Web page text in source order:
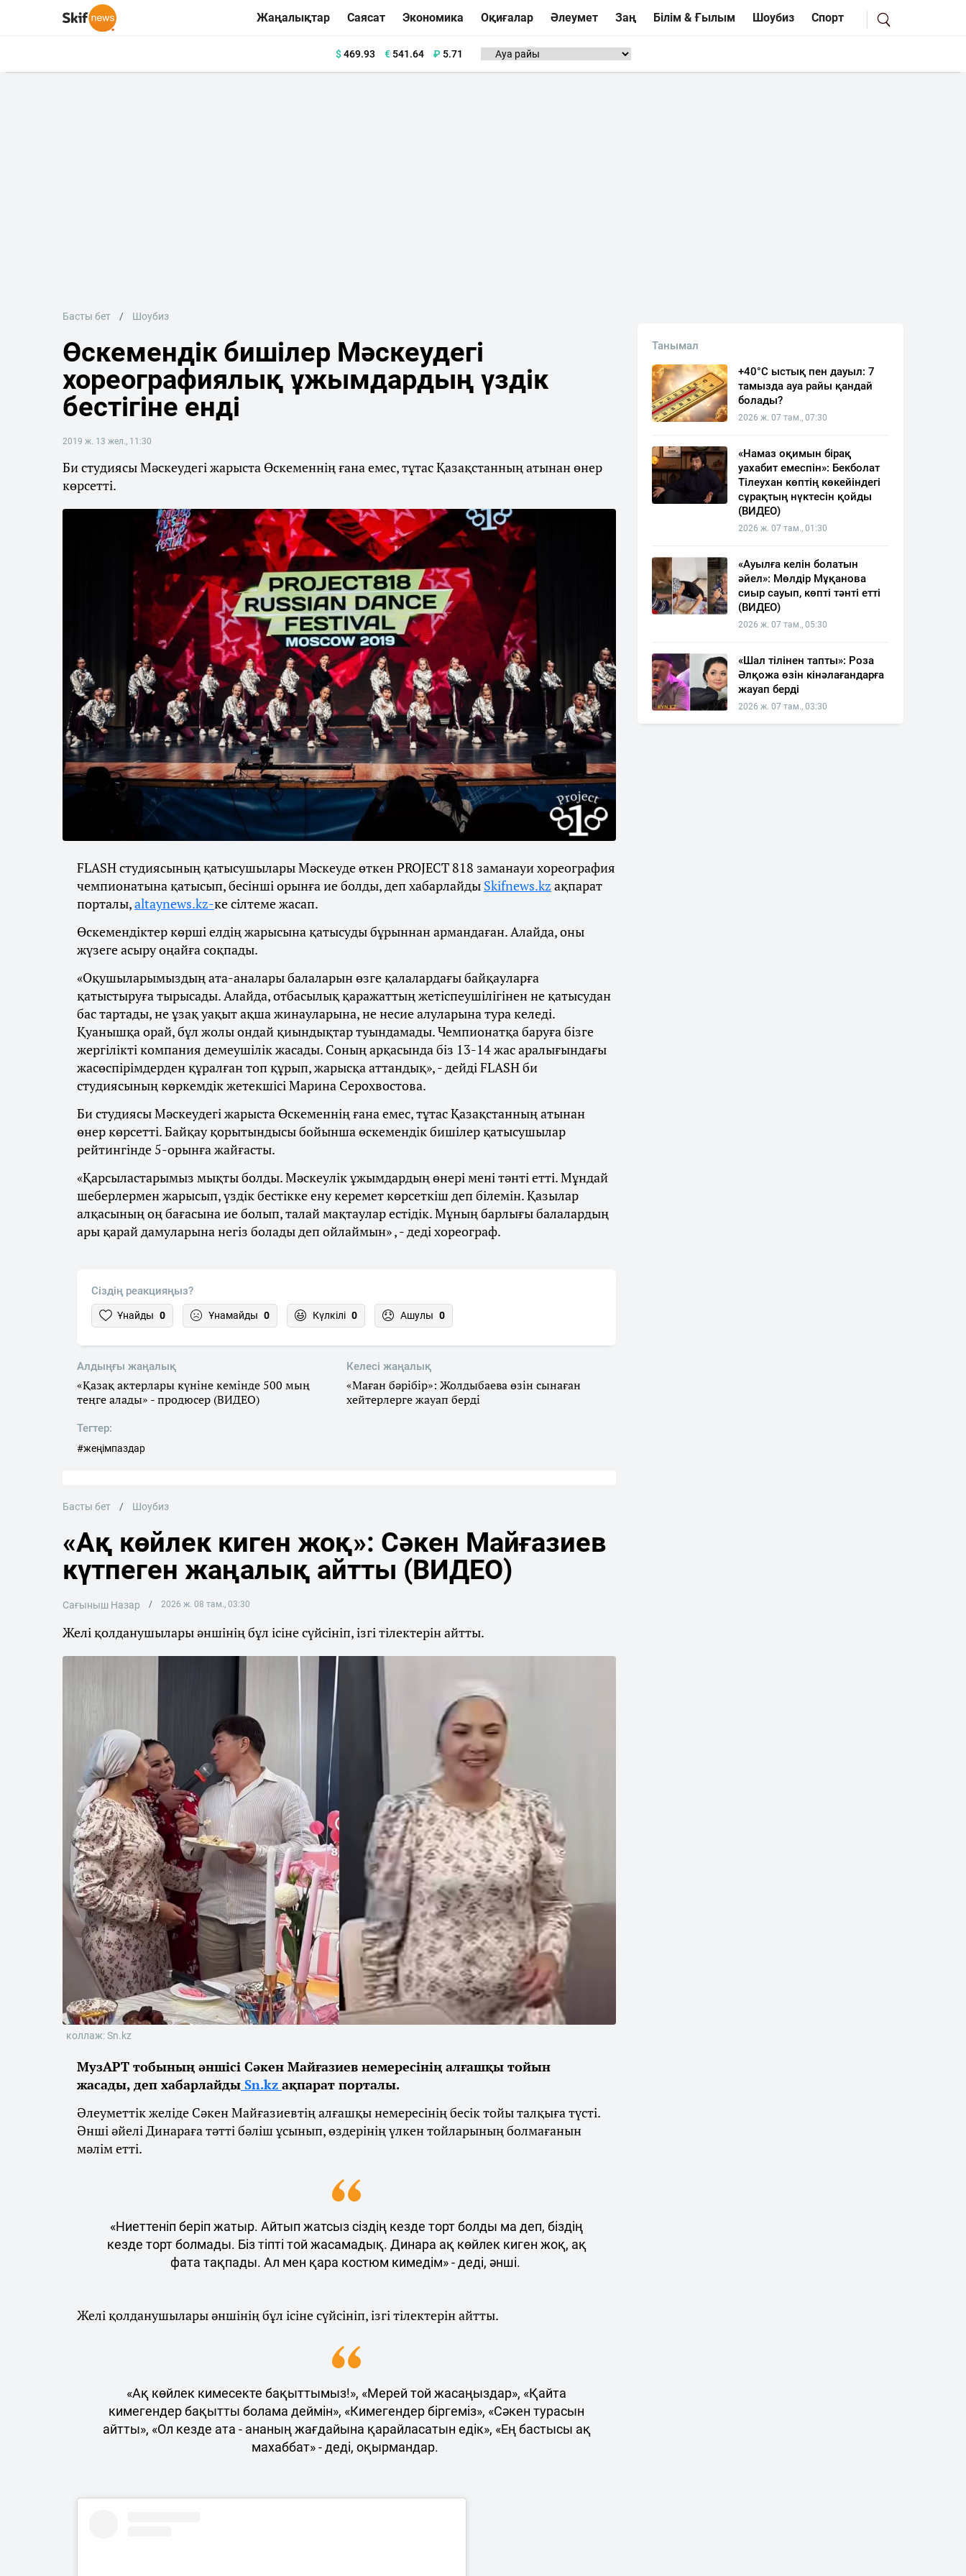
Жаңалықтар Саясат Экономика Оқиғалар Әлеумет Заң Білім & Ғылым Шоубиз Спорт
$469.93 €541.64 ₽ 5.71
Басты бет Шоубиз
Өскемендік бишілер Мәскеудегі
хореографиялық ұжымдардың үздік
бестігіне енді
2019 ж. 13 жел., 11:30
Би студиясы Мәскеудегі жарыста Өскеменнің ғана емес, тұтас Қазақстанның атынан өнер
көрсетті.
FLASH студиясының қатысушылары Мәскеуде өткен PROJECT 818 заманауи хореография
чемпионатына қатысып, бесінші орынға ие болды, деп хабарлайды Skifnews.kz ақпарат
порталы,altaynews.kz-ке сілтеме жасап.
Өскемендіктер көрші елдің жарысына қатысуды бұрыннан армандаған. Алайда, оны
жүзеге асыру оңайға соқпады.
«Оқушыларымыздың ата-аналары балаларын өзге қалалардағы байқауларға
қатыстыруға тырысады. Алайда, отбасылық қаражаттың жетіспеушілігінен не қатысудан
бас тартады, не ұзақ уақыт ақша жинауларына, не несие алуларына тура келеді.
Қуанышқа орай, бұл жолы ондай қиындықтар туындамады. Чемпионатқа баруға бізге
жергілікті компания демеушілік жасады. Соның арқасында біз 13-14 жас аралығындағы
жасөспірімдерден құралған топ құрып, жарысқа аттандық», - дейді FLASH би
студиясының көркемдік жетекшісі Марина Серохвостова.
Би студиясы Мәскеудегі жарыста Өскеменнің ғана емес, тұтас Қазақстанның атынан
өнер көрсетті. Байқау қорытындысы бойынша өскемендік бишілер қатысушылар
рейтингінде 5-орынға жайғасты.
«Қарсыластарымыз мықты болды. Мәскеулік ұжымдардың өнері мені тәнті етті. Мұндай
шеберлермен жарысып, үздік бестікке ену керемет көрсеткіш деп білемін. Қазылар
алқасының оң бағасына ие болып, талай мақтаулар естідік. Мұның барлығы балалардың
ары қарай дамуларына негіз болады деп ойлаймын» , - деді хореограф.
Сіздің реакцияңыз?
Ұнайды 0 Ұнамайды 0 Күлкілі 0 Ашулы 0
Алдыңғы жаңалық
«Қазақ актерлары күніне кемінде 500 мың
теңге алады» - продюсер (ВИДЕО)
Келесі жаңалық
«Маған бәрібір»: Жолдыбаева өзін сынаған
хейтерлерге жауап берді
Тегтер:
#жеңімпаздар
Басты бет Шоубиз
«Ақ көйлек киген жоқ»: Сәкен Майғазиев
күтпеген жаңалық айтты (ВИДЕО)
Сағыныш Назар 2026 ж. 08 там., 03:30
Желі қолданушылары әншінің бұл ісіне сүйсініп, ізгі тілектерін айтты.
коллаж: Sn.kz
МузАРТ тобының әншісі Сәкен Майғазиев немересінің алғашқы тойын
жасады, деп хабарлайды Sn.kz ақпарат порталы.
Әлеуметтік желіде Сәкен Майғазиевтің алғашқы немересінің бесік тойы талқыға түсті.
Әнші әйелі Динараға тәтті бәліш ұсынып, өздерінің үлкен тойларының болмағанын
мәлім етті.
«Ниеттеніп беріп жатыр. Айтып жатсыз сіздің кезде торт болды ма деп, біздің
кезде торт болмады. Біз тіпті той жасамадық. Динара ақ көйлек киген жоқ, ақ
фата тақпады. Ал мен қара костюм кимедім» - деді, әнші.
Желі қолданушылары әншінің бұл ісіне сүйсініп, ізгі тілектерін айтты.
«Ақ көйлек кимесекте бақыттымыз!», «Мерей той жасаңыздар», «Қайта
кимегендер бақытты болама деймін», «Кимегендер біргеміз», «Сәкен турасын
айтты», «Ол кезде ата - ананың жағдайына қарайласатын едік», «Ең бастысы ақ
махаббат» - деді, оқырмандар.
Танымал
+40°C ыстық пен дауыл: 7
тамызда ауа райы қандай
болады?
2026 ж. 07 там., 07:30
«Намаз оқимын бірақ
уахабит емеспін»: Бекболат
Тілеухан көптің көкейіндегі
сұрақтың нүктесін қойды
(ВИДЕО)
2026 ж. 07 там., 01:30
«Ауылға келін болатын
әйел»: Мөлдір Мұқанова
сиыр сауып, көпті тәнті етті
(ВИДЕО)
2026 ж. 07 там., 05:30
«Шал тілінен тапты»: Роза
Әлқожа өзін кінәлағандарға
жауап берді
2026 ж. 07 там., 03:30